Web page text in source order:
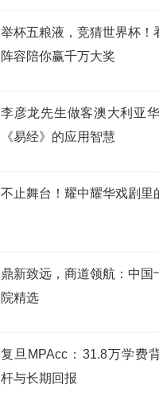
举杯五粮液，竞猜世界杯！
阵容陪你赢千万大奖
李彦龙先生做客澳大利亚
《易经》的应用智慧
不止舞台！耀中耀华戏剧里
鼎新致远，商道领航：中国
院精选
复旦MPAcc：31.8万学费
杆与长期回报